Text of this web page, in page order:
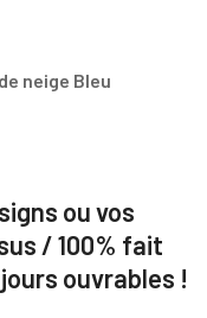
neige Bleu
ou vos
/ 100% fait
ouvrables !